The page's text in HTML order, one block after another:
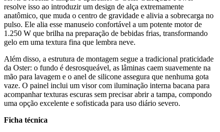
resolve isso ao introduzir um design de alça extremamente
anatômico, que muda o centro de gravidade e alivia a sobrecarga no
pulso. Ele alia esse manuseio confortável a um potente motor de
1.250 W que brilha na preparação de bebidas frias, transformando
gelo em uma textura fina que lembra neve.
Além disso, a estrutura de montagem segue a tradicional praticidade
da Oster: o fundo é desrosqueável, as lâminas caem suavemente na
mão para lavagem e o anel de silicone assegura que nenhuma gota
vaze. O painel inclui um visor com iluminação interna bacana para
acompanhar texturas escuras sem precisar abrir a tampa, compondo
uma opção excelente e sofisticada para uso diário severo.
Ficha técnica